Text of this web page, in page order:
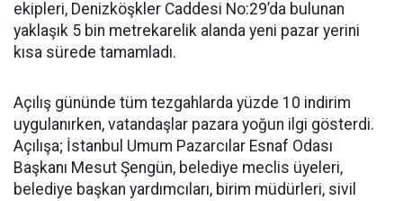
ekipleri, Denizköşkler Caddesi No:29’da bulunan
yaklaşık 5 bin metrekarelik alanda yeni pazar yerini
kısa sürede tamamladı.
Açılış gününde tüm tezgahlarda yüzde 10 indirim
uygulanırken, vatandaşlar pazara yoğun ilgi gösterdi.
Açılışa; İstanbul Umum Pazarcılar Esnaf Odası
Başkanı Mesut Şengün, belediye meclis üyeleri,
belediye başkan yardımcıları, birim müdürleri, sivil